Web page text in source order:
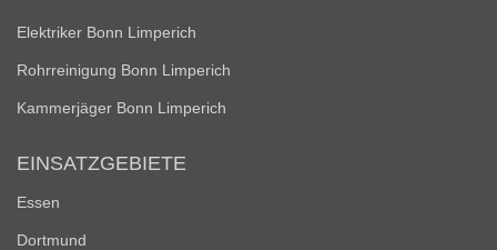
Elektriker Bonn Limperich
Rohrreinigung Bonn Limperich
Kammerjäger Bonn Limperich
EINSATZGEBIETE
Essen
Dortmund